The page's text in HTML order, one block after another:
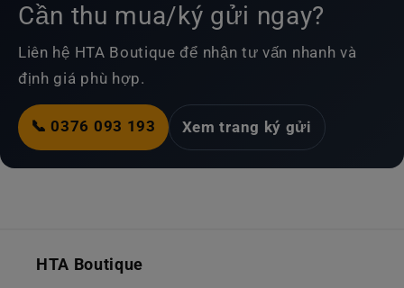
Cần thu mua/ký gửi ngay?
Liên hệ HTA Boutique để nhận tư vấn nhanh và
định giá phù hợp.
📞 0376 093 193 Xem trang ký gửi
HTA Boutique